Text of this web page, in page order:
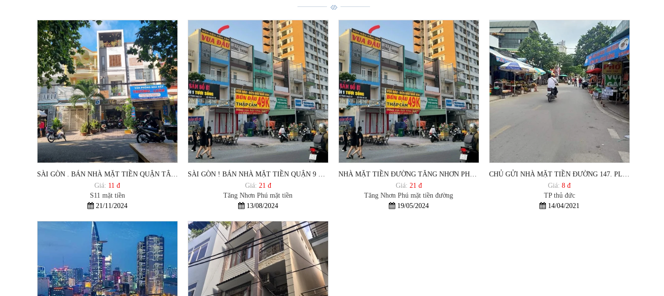
Giá: 11 đ
S11 mặt tiền
21/11/2024
Giá: 21 đ
Tăng Nhơn Phú mặt tiền
13/08/2024
NHÀ MẶT TIỀN ĐƯỜNG TĂNG NHƠN PHÚ TP THỦ ĐỨC HCM
Giá: 21 đ
Tăng Nhơn Phú mặt tiền đường
19/05/2024
Giá: 8 đ
TP thủ đức
14/04/2021